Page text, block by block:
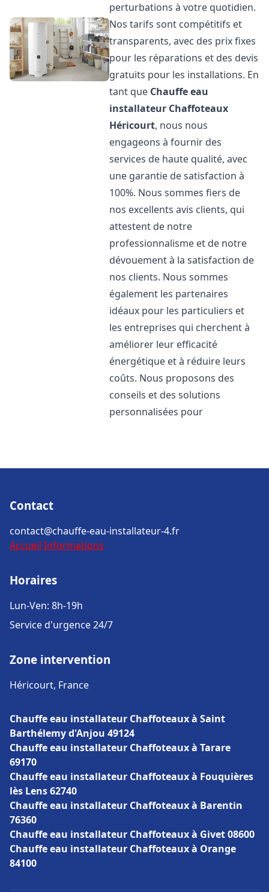
perturbations à votre quotidien.
Nos tarifs sont compétitifs et
transparents, avec des prix fixes
pour les réparations et des devis
gratuits pour les installations. En
tant que Chauffe eau
installateur Chaffoteaux
Héricourt, nous nous
engageons à fournir des
services de haute qualité, avec
une garantie de satisfaction à
100%. Nous sommes fiers de
nos excellents avis clients, qui
attestent de notre
professionnalisme et de notre
dévouement à la satisfaction de
nos clients. Nous sommes
également les partenaires
idéaux pour les particuliers et
les entreprises qui cherchent à
améliorer leur efficacité
énergétique et à réduire leurs
coûts. Nous proposons des
conseils et des solutions
personnalisées pour
Contact
contact@chauffe-eau-installateur-4.fr
Accueil Informations
Horaires
Lun-Ven: 8h-19h
Service d'urgence 24/7
Zone intervention
Héricourt, France
Chauffe eau installateur Chaffoteaux à Saint
Barthélemy d'Anjou 49124
Chauffe eau installateur Chaffoteaux à Tarare
69170
Chauffe eau installateur Chaffoteaux à Fouquières
lès Lens 62740
Chauffe eau installateur Chaffoteaux à Barentin
76360
Chauffe eau installateur Chaffoteaux à Givet 08600
Chauffe eau installateur Chaffoteaux à Orange
84100